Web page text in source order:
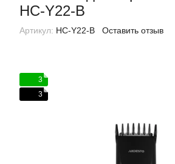
HC-Y22-B
Артикул: HC-Y22-B Оставить отзыв
3
3